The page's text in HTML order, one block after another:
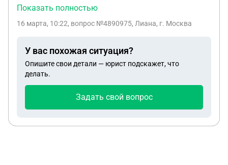
году когда приехал в отпуск, сделал операцию по
на сво.Сейчас приехал в отпуск, и у него
инфильтратм(копчика). 1.Имеют ли права не
ращрегать делать операцию и отправить сразу на
сво? 2.модно ли после операции с этим диагнозом
Показать полностью
16 марта, 10:22, вопрос №4890975, Лиана, г. Москва
У вас похожая ситуация?
Опишите свои детали — юрист подскажет, что
делать.
Задать свой вопрос